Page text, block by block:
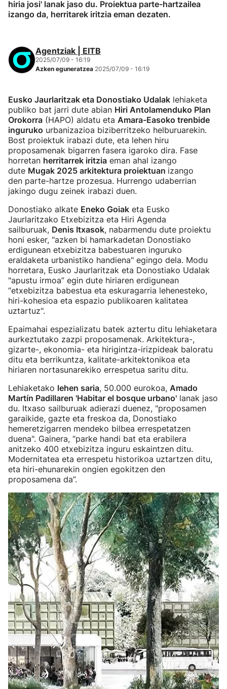
hiria josi' lanak jaso du. Proiektua parte-hartzailea
izango da, herritarek iritzia eman dezaten.
Agentziak | EITB
2025/07/09 - 16:19
Azken eguneratzea 2025/07/09 - 16:19
Eusko Jaurlaritzak eta Donostiako Udalak lehiaketa
publiko bat jarri dute abian Hiri Antolamenduko Plan
Orokorra (HAPO) aldatu eta Amara-Easoko trenbide
inguruko urbanizazioa biziberritzeko helburuarekin.
Bost proiektuk irabazi dute, eta lehen hiru
proposamenak bigarren fasera igaroko dira. Fase
horretan herritarrek iritzia eman ahal izango
dute Mugak 2025 arkitektura proiektuan izango
den parte-hartze prozesua. Hurrengo udaberrian
jakingo dugu zeinek irabazi duen.
Donostiako alkate Eneko Goiak eta Eusko
Jaurlaritzako Etxebizitza eta Hiri Agenda
sailburuak, Denis Itxasok, nabarmendu dute proiektu
honi esker, "azken bi hamarkadetan Donostiako
erdigunean etxebizitza babestuaren inguruko
eraldaketa urbanistiko handiena" egingo dela. Modu
horretara, Eusko Jaurlaritzak eta Donostiako Udalak
"apustu irmoa” egin dute hiriaren erdigunean
“etxebizitza babestua eta eskuragarria lehenesteko,
hiri-kohesioa eta espazio publikoaren kalitatea
uztartuz".
Epaimahai espezializatu batek aztertu ditu lehiaketara
aurkeztutako zazpi proposamenak. Arkitektura-,
gizarte-, ekonomia- eta hirigintza-irizpideak baloratu
ditu eta berrikuntza, kalitate-arkitektonikoa eta
hiriaren nortasunarekiko errespetua saritu ditu.
Lehiaketako lehen saria, 50.000 eurokoa, Amado
Martín Padillaren 'Habitar el bosque urbano' lanak jaso
du. Itxaso sailburuak adierazi duenez, "proposamen
garaikide, gazte eta freskoa da, Donostiako
hemeretzigarren mendeko bilbea errespetatzen
duena". Gainera, “parke handi bat eta erabilera
anitzeko 400 etxebizitza inguru eskaintzen ditu.
Modernitatea eta errespetu historikoa uztartzen ditu,
eta hiri-ehunarekin ongien egokitzen den
proposamena da”.